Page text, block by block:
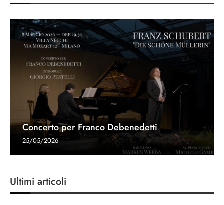
Concerto per Franco Debenedetti
25/05/2026
Ultimi articoli